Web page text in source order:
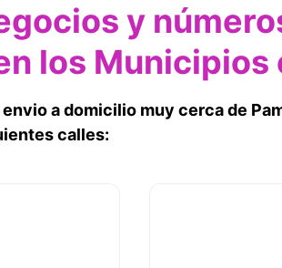
y
los Municipios
a domicilio muy cerca de
calles: